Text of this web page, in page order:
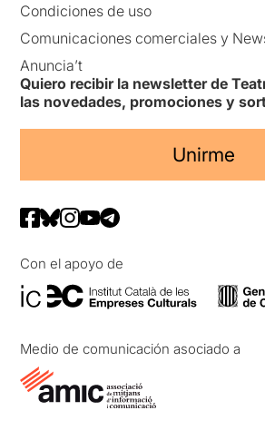
Condiciones de uso
Comunicaciones comerciales y
Anuncia’t
Quiero recibir la newsletter de
las novedades, promociones y
Unirme
Con el apoyo de
Medio de comunicación asociado a